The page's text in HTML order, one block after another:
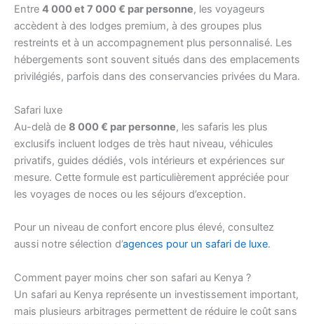
Entre 4 000 et 7 000 € par personne, les voyageurs
accèdent à des lodges premium, à des groupes plus
restreints et à un accompagnement plus personnalisé. Les
hébergements sont souvent situés dans des emplacements
privilégiés, parfois dans des conservancies privées du Mara.
Safari luxe
Au-delà de 8 000 € par personne, les safaris les plus
exclusifs incluent lodges de très haut niveau, véhicules
privatifs, guides dédiés, vols intérieurs et expériences sur
mesure. Cette formule est particulièrement appréciée pour
les voyages de noces ou les séjours d’exception.
Pour un niveau de confort encore plus élevé, consultez
aussi notre sélection d’agences pour un safari de luxe.
Comment payer moins cher son safari au Kenya ?
Un safari au Kenya représente un investissement important,
mais plusieurs arbitrages permettent de réduire le coût sans